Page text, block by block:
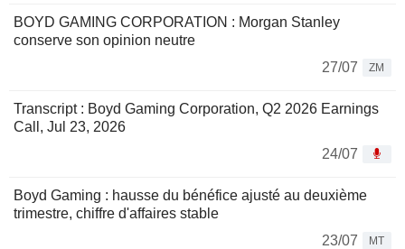
BOYD GAMING CORPORATION : Morgan Stanley
conserve son opinion neutre
27/07
ZM
Transcript : Boyd Gaming Corporation, Q2 2026 Earnings
Call, Jul 23, 2026
24/07
Boyd Gaming : hausse du bénéfice ajusté au deuxième
trimestre, chiffre d'affaires stable
23/07
MT